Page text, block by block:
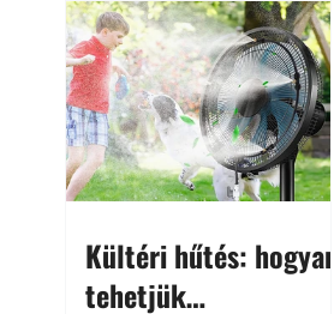
megközelítheti. Ez nemcsak a
beszállást teszi kellemetlenné,
hanem az autó állapotára és a
benne hagyott tárgyakra is
káros hatással lehet. Néhány
egyszerű óvintézkedéssel
azonban jelentősen
csökkenthetjük a hőség káros
Kültéri hűtés: hogyan
tehetjük